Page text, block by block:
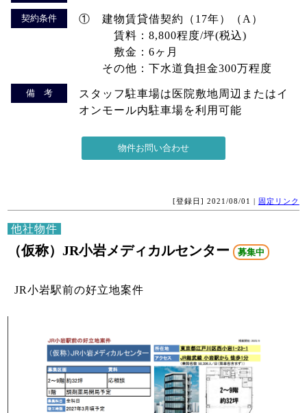
契約条件
① 建物賃貸借契約（17年）（A）
賃料：8,800程度/坪(税込)
敷金：6ヶ月
その他：下水道負担金300万程度
備 考
スタッフ駐車場は医院敷地周辺またはイ
オンモール内駐車場を利用可能
[登録日] 2021/08/01 | 固定リンク
他社物件
（仮称）JR小岩メディカルセンター 募集中
JR小岩駅前の好立地案件